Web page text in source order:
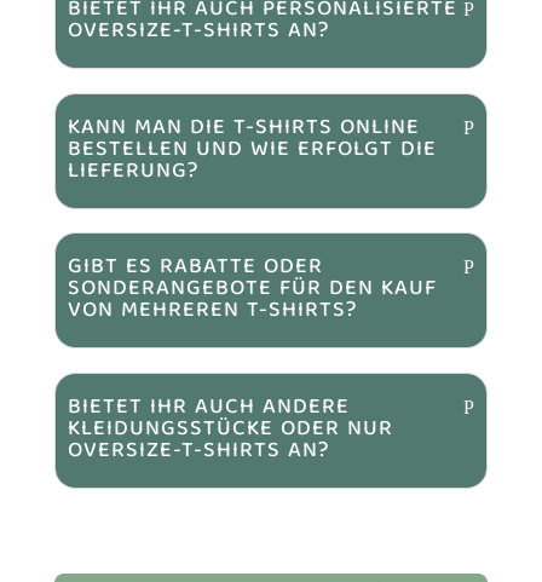
BIETET IHR AUCH PERSONALISIERTE
OVERSIZE-T-SHIRTS AN?
KANN MAN DIE T-SHIRTS ONLINE
BESTELLEN UND WIE ERFOLGT DIE
LIEFERUNG?
GIBT ES RABATTE ODER
SONDERANGEBOTE FÜR DEN KAUF
VON MEHREREN T-SHIRTS?
BIETET IHR AUCH ANDERE
KLEIDUNGSSTÜCKE ODER NUR
OVERSIZE-T-SHIRTS AN?